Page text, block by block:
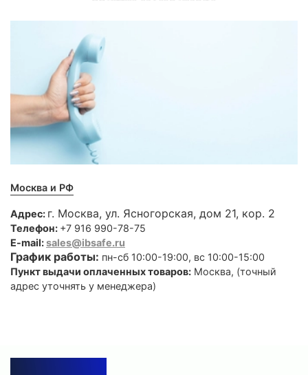
Москва и РФ
Адрес: г. Москва, ул. Ясногорская, дом 21, кор. 2
Телефон: +7 916 990-78-75
E-mail:sales@ibsafe.ru
График работы: пн-сб 10:00-19:00, вс 10:00-15:00
Пункт выдачи оплаченных товаров: Москва, (точный
адрес уточнять у менеджера)